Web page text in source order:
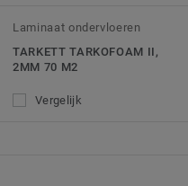
Laminaat ondervloeren
TARKETT TARKOFOAM II,
2MM 70 M2
Vergelijk